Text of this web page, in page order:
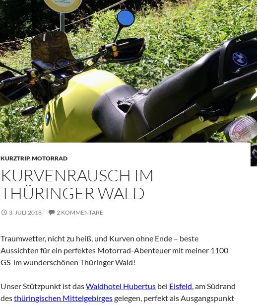
KURZTRIP,MOTORRAD
KURVENRAUSCH IM
THÜRINGER WALD
3. JULI 2018 2 KOMMENTARE
Traumwetter, nicht zu heiß, und Kurven ohne Ende – beste
Aussichten für ein perfektes Motorrad-Abenteuer mit meiner 1100
GS im wunderschönen Thüringer Wald!
Unser Stützpunkt ist dasWaldhotel Hubertus bei Eisfeld, am Südrand
desthüringischen Mittelgebirgesgelegen, perfekt als Ausgangspunkt